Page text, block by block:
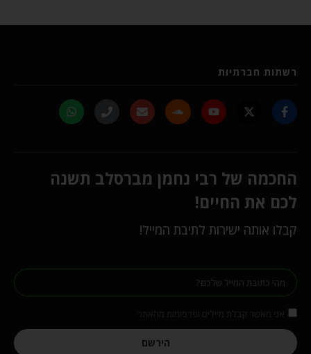
רשתות חברתיות
החכמה של רבי נחמן מברסלב תשנה
לכם את החיים!
קבלו אותה ישירות לתיבת המייל!
הירשם